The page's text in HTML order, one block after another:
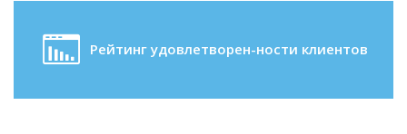
Рейтинг удовлетворен-ности клиентов